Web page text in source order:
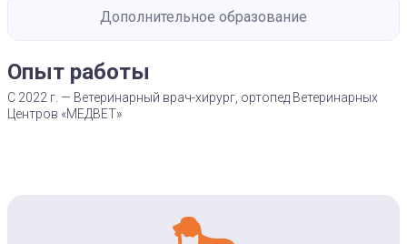
Дополнительное образование
Опыт работы
С 2022 г. — Ветеринарный врач-хирург, ортопед Ветеринарных
Центров «МЕДВЕТ»